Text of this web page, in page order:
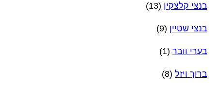
בנצי קלצקין (13)
בנצי שטיין (9)
בערי וובר (1)
ברוך ויזל (8)